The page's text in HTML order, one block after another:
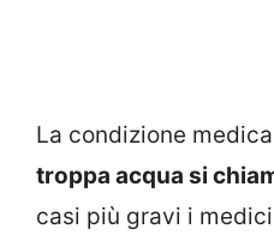
La condizione
troppa acqua si
casi più gravi i